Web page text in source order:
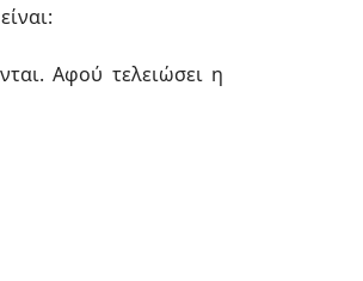
είναι:
Αφού τελειώσει η